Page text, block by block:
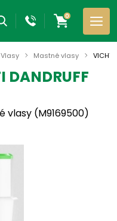
0
Vlasy Mastné vlasy VICHY
DANDRUFF
vlasy (M9169500)